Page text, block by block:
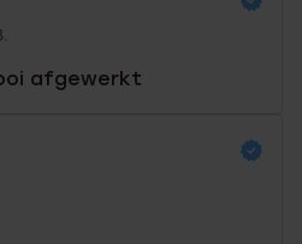
afgewerkt